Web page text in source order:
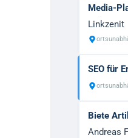
Media-
Linkzenit
SEO für
Biete
Andreas